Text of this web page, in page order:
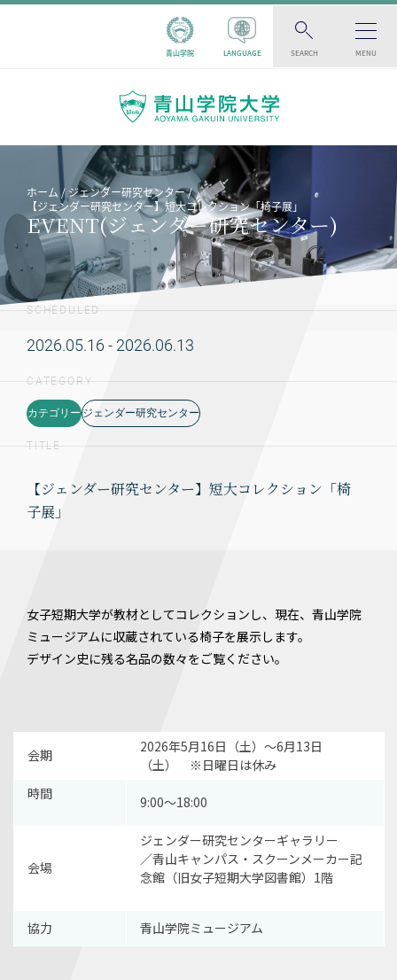
青山学院 LANGUAGE SEARCH MENU
ホーム
ジェンダー研究センター
【ジェンダー研究センター】短大コレクション「椅子展」
EVENT(ジェンダー研究センター)
SCHEDULED
2026.05.16 - 2026.06.13
CATEGORY
カテゴリー ジェンダー研究センター
TITLE
【ジェンダー研究センター】短大コレクション「椅
子展」
女子短期大学が教材としてコレクションし、現在、青山学院
ミュージアムに収蔵されている椅子を展示します。
デザイン史に残る名品の数々をご覧ください。
会期
2026年5月16日（土）〜6月13日
（土） ※日曜日は休み
時間
9:00～18:00
会場
ジェンダー研究センターギャラリー
／青山キャンパス・スクーンメーカー記
念館（旧女子短期大学図書館）1階
協力 青山学院ミュージアム